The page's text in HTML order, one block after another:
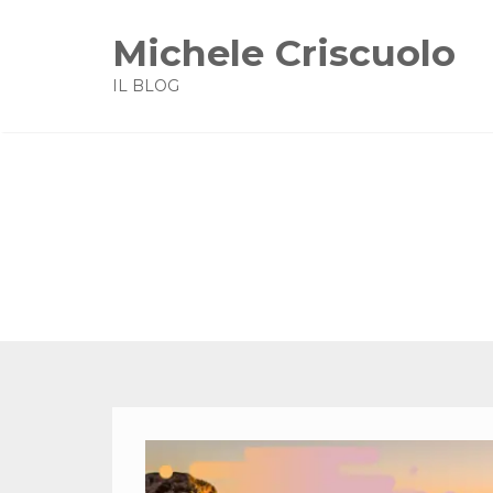
Michele Criscuolo
IL BLOG